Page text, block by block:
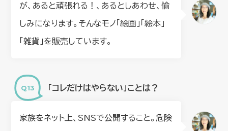
が、あると頑張れる！、あるとしあわせ、愉
しみになります。そんなモノ「絵画」「絵本」
「雑貨」を販売しています。
「コレだけはやらない」ことは？
家族をネット上、SNSで公開すること。危険